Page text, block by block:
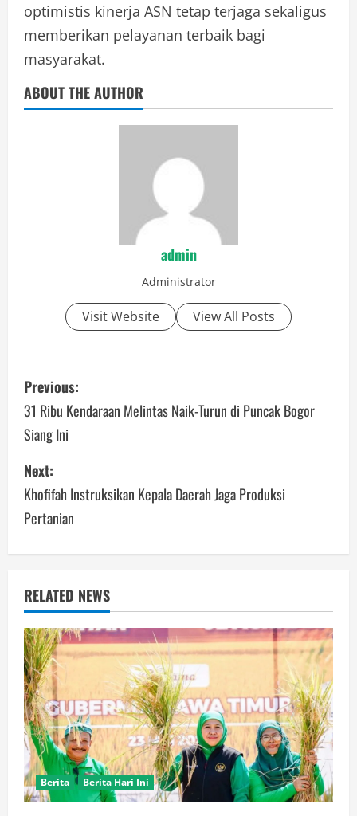
optimistis kinerja ASN tetap terjaga sekaligus
memberikan pelayanan terbaik bagi
masyarakat.
ABOUT THE AUTHOR
admin
Administrator
Visit Website View All Posts
P
o
s
t
n
a
i
g
a
t
i
o
Previous:
31 Ribu Kendaraan Melintas Naik-Turun di Puncak Bogor
Siang Ini
Next:
Khofifah Instruksikan Kepala Daerah Jaga Produksi
Pertanian
RELATED NEWS
Berita Berita Hari Ini